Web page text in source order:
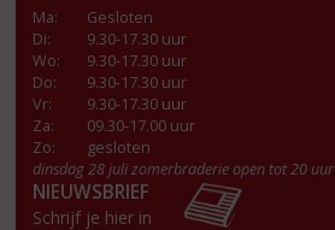
Ma:
Gesloten
Di:
9.30-17.30 uur
Wo:
9.30-17.30 uur
Do:
9.30-17.30 uur
Vr:
9.30-17.30 uur
Za:
09.30-17.00 uur
Zo:
gesloten
dinsdag 28 juli zomerbraderie open tot 20 uur
NIEUWSBRIEF
Schrijf je hier in